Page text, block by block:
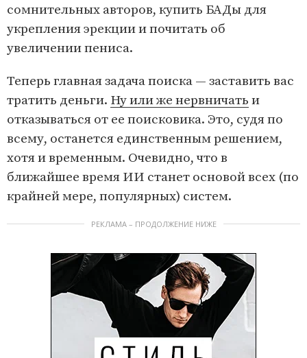
сомнительных авторов, купить БАДы для
укрепления эрекции и почитать об
увеличении пениса.
Теперь главная задача поиска — заставить вас
тратить деньги. Ну или же нервничать и
отказываться от ее поисковика. Это, судя по
всему, останется единственным решением,
хотя и временным. Очевидно, что в
ближайшее время ИИ станет основой всех (по
крайней мере, популярных) систем.
РЕКЛАМА – ПРОДОЛЖЕНИЕ НИЖЕ